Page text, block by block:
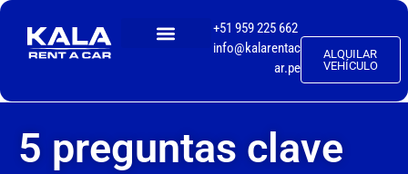
+51 959 225 662
info@kalarentac
ar.pe
ALQUILAR
VEHÍCULO
5 preguntas clave